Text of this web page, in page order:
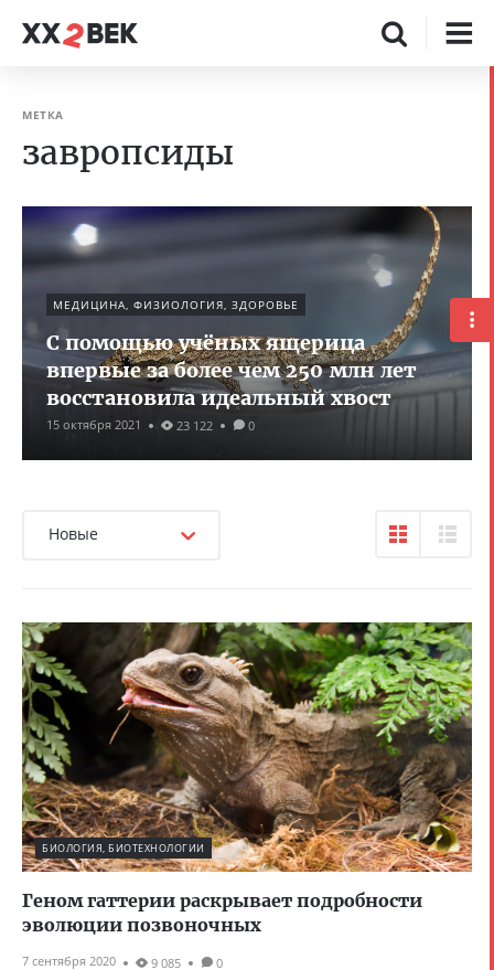
МЕТКА
завропсиды
МЕДИЦИНА, ФИЗИОЛОГИЯ, ЗДОРОВЬЕ
С помощью учёных ящерица
впервые за более чем 250 млн лет
восстановила идеальный хвост
15 октября 2021 23 122 0
Новые
БИОЛОГИЯ, БИОТЕХНОЛОГИИ
Геном гаттерии раскрывает подробности
эволюции позвоночных
7 сентября 2020 9 085 0